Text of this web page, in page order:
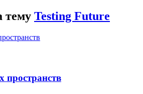
тему Testing Future
пространств